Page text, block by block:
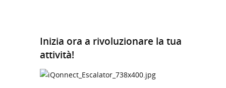
Inizia ora a rivoluzionare la tua
attività!